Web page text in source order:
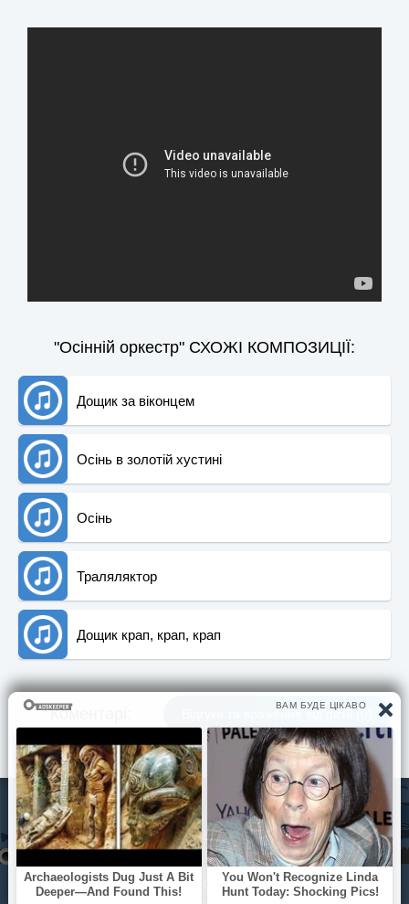
"Осінній оркестр" СХОЖІ КОМПОЗИЦІЇ:
Дощик за віконцем
Осінь в золотій хустині
Осінь
Траляляктор
Дощик крап, крап, крап
Коментарi: Вiдгуки та враження вiд пiснi (0)
© Pisni.Club 2020 - 2026 З будь-яких питань звертайтесь на
поштуyour.feedback.tpl@gmail.com
Дощик за віконцем